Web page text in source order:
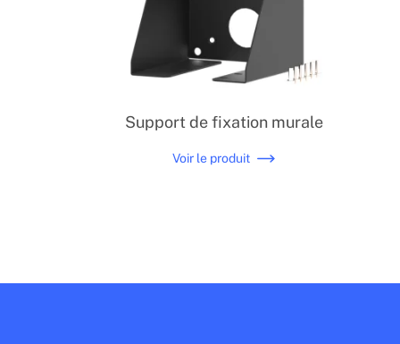
Support de fixation murale
Voir le produit